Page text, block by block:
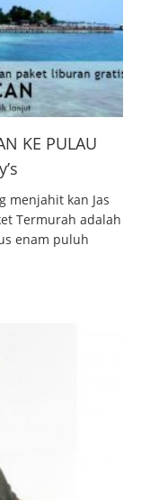
KE PULAU
menjahit kan Jas
Termurah adalah
enam puluh